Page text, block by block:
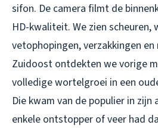
sifon. De camera filmt de
HD-kwaliteit. We zien scheuren,
vetophopingen, verzakkingen
Zuidoost ontdekten we vorige
volledige wortelgroei in een
Die kwam van de populier in zijn
enkele ontstopper of veer had